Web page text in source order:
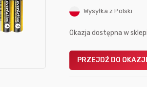
Wysyłka z Polski
Okazja dostępna w
PRZEJDŹ DO OKAZJI
GÖTZE & JENSEN
DW900 1600W